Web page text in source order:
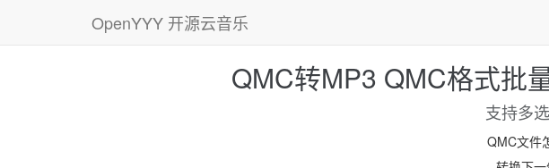
OpenYYY 开源云音乐
QMC转MP3 QMC格式批
支持多
QMC文件